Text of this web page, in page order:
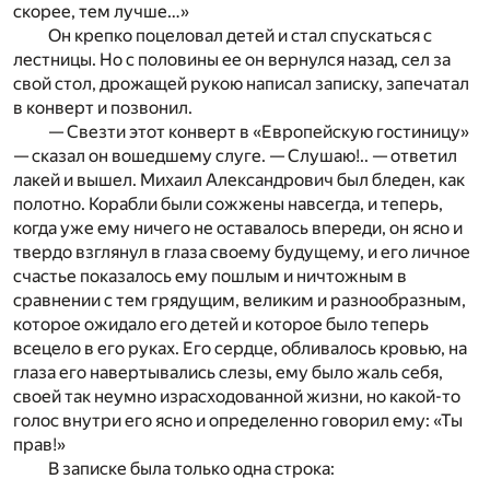
скорее, тем лучше…»
Он крепко поцеловал детей и стал спускаться с
лестницы. Но с половины ее он вернулся назад, сел за
свой стол, дрожащей рукою написал записку, запечатал
в конверт и позвонил.
— Свезти этот конверт в «Европейскую гостиницу»
— сказал он вошедшему слуге. — Слушаю!.. — ответил
лакей и вышел. Михаил Александрович был бледен, как
полотно. Корабли были сожжены навсегда, и теперь,
когда уже ему ничего не оставалось впереди, он ясно и
твердо взглянул в глаза своему будущему, и его личное
счастье показалось ему пошлым и ничтожным в
сравнении с тем грядущим, великим и разнообразным,
которое ожидало его детей и которое было теперь
всецело в его руках. Его сердце, обливалось кровью, на
глаза его навертывались слезы, ему было жаль себя,
своей так неумно израсходованной жизни, но какой-то
голос внутри его ясно и определенно говорил ему: «Ты
прав!»
В записке была только одна строка: